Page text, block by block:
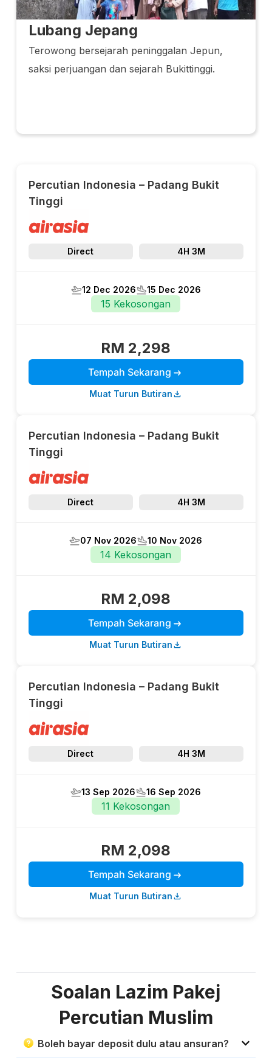
Lubang Jepang
Terowong bersejarah peninggalan Jepun,
saksi perjuangan dan sejarah Bukittinggi.
Tarikh
DEWASA
KANAK-KANAK
-
Percutian Indonesia – Padang Bukit
Tinggi
Direct 4H 3M
12 Dec 2026 15 Dec 2026
15 Kekosongan
RM 2,298
Tempah Sekarang
Muat Turun Butiran
Percutian Indonesia – Padang Bukit
Tinggi
Direct 4H 3M
07 Nov 2026 10 Nov 2026
14 Kekosongan
RM 2,098
Tempah Sekarang
Muat Turun Butiran
Percutian Indonesia – Padang Bukit
Tinggi
Direct 4H 3M
13 Sep 2026 16 Sep 2026
11 Kekosongan
RM 2,098
Tempah Sekarang
Muat Turun Butiran
Soalan Lazim Pakej
Percutian Muslim
Boleh bayar deposit dulu atau ansuran?